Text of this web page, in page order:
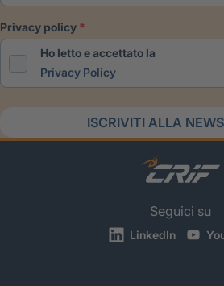
privacy policy
Ho letto e accettato la
Privacy Policy
ISCRIVITI ALLA
Seguici su
LinkedIn